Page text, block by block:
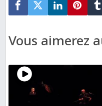
Vous aimerez